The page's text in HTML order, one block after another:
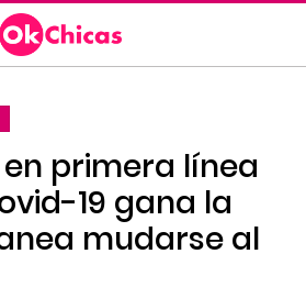
primera línea
19 gana la
mudarse al